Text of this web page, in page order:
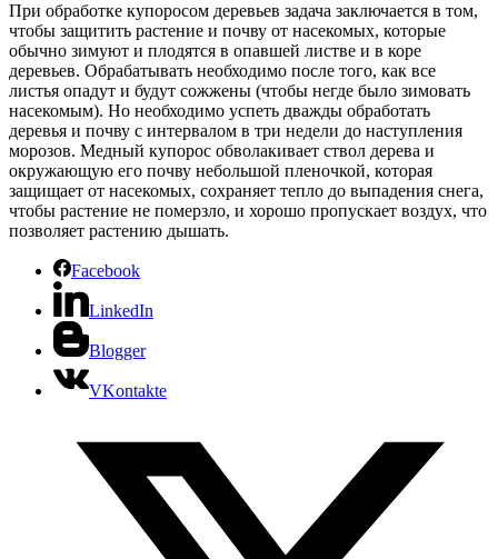
При обработке купоросом деревьев задача заключается в том,
чтобы защитить растение и почву от насекомых, которые
обычно зимуют и плодятся в опавшей листве и в коре
деревьев. Обрабатывать необходимо после того, как все
листья опадут и будут сожжены (чтобы негде было зимовать
насекомым). Но необходимо успеть дважды обработать
деревья и почву с интервалом в три недели до наступления
морозов. Медный купорос обволакивает ствол дерева и
окружающую его почву небольшой пленочкой, которая
защищает от насекомых, сохраняет тепло до выпадения снега,
чтобы растение не померзло, и хорошо пропускает воздух, что
позволяет растению дышать.
Facebook
LinkedIn
Blogger
VKontakte